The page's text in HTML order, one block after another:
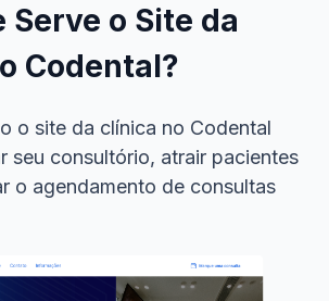
Serve o Site da
Codental?
o site da clínica no Codental
seu consultório, atrair pacientes
o agendamento de consultas